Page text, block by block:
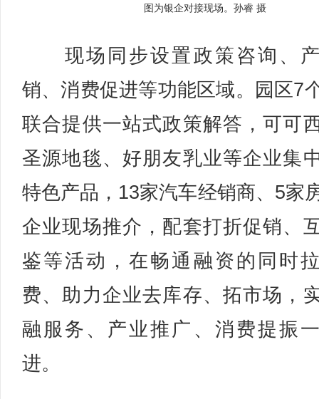
图为银企对接现场。孙睿 摄
现场同步设置政策咨询、
销、消费促进等功能区域。园区7
联合提供一站式政策解答，可可
圣源地毯、好朋友乳业等企业集
特色产品，13家汽车经销商、5家
企业现场推介，配套打折促销、
鉴等活动，在畅通融资的同时
费、助力企业去库存、拓市场，
融服务、产业推广、消费提振
进。